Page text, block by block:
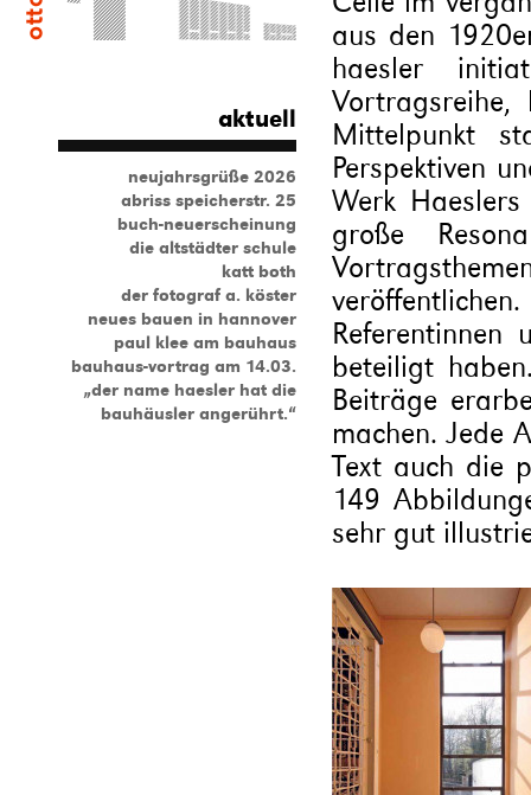
aktuell
neujahrsgrüße 2026
abriss speicherstr. 25
buch-neuerscheinung
die altstädter schule
katt both
der fotograf a. köster
neues bauen in hannover
paul klee am bauhaus
bauhaus-vortrag am 14.03.
„der name haesler hat die
bauhäusler angerührt.“
aus den
haesler
Mittelpunkt
Perspektiven
Werk
große
Referentinnen
beteiligt
Beiträge
machen. Jede
Text auch die
149
sehr gut